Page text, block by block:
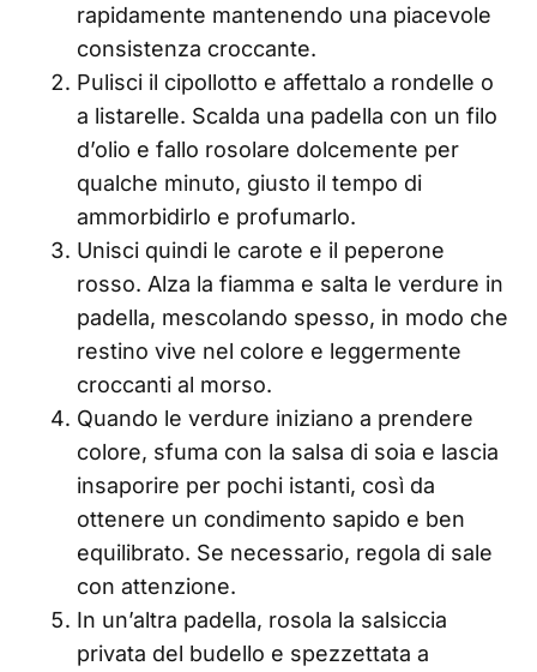
rapidamente mantenendo una piacevole
consistenza croccante.
Pulisci il cipollotto e affettalo a rondelle o
a listarelle. Scalda una padella con un filo
d’olio e fallo rosolare dolcemente per
qualche minuto, giusto il tempo di
ammorbidirlo e profumarlo.
Unisci quindi le carote e il peperone
rosso. Alza la fiamma e salta le verdure in
padella, mescolando spesso, in modo che
restino vive nel colore e leggermente
croccanti al morso.
Quando le verdure iniziano a prendere
colore, sfuma con la salsa di soia e lascia
insaporire per pochi istanti, così da
ottenere un condimento sapido e ben
equilibrato. Se necessario, regola di sale
con attenzione.
In un’altra padella, rosola la salsiccia
privata del budello e spezzettata a